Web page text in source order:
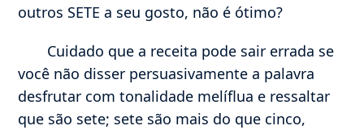
outros SETE a seu gosto, não é ótimo?
Cuidado que a receita pode sair errada se
você não disser persuasivamente a palavra
desfrutar com tonalidade melíflua e ressaltar
que são sete; sete são mais do que cinco,